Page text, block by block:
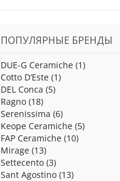
ПОПУЛЯРНЫЕ БРЕНДЫ
DUE-G Ceramiche (1)
Cotto D’Este (1)
DEL Conca (5)
Ragno (18)
Serenissima (6)
Keope Ceramiche (5)
FAP Ceramiche (10)
Mirage (13)
Settecento (3)
Sant Agostino (13)